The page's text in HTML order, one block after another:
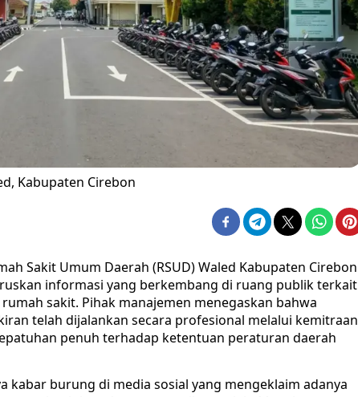
Kabupaten Cirebon
Sakit Umum Daerah (RSUD) Waled Kabupaten Cirebon
informasi yang berkembang di ruang publik terkait
sakit. Pihak manajemen menegaskan bahwa
telah dijalankan secara profesional melalui kemitraan
penuh terhadap ketentuan peraturan daerah
kabar burung di media sosial yang mengeklaim adanya